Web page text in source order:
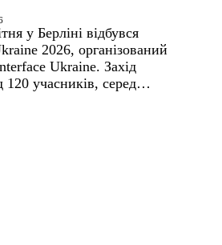
у Берліні відбувся
2026, організований
Ukraine. Захід
120 учасників, серед…